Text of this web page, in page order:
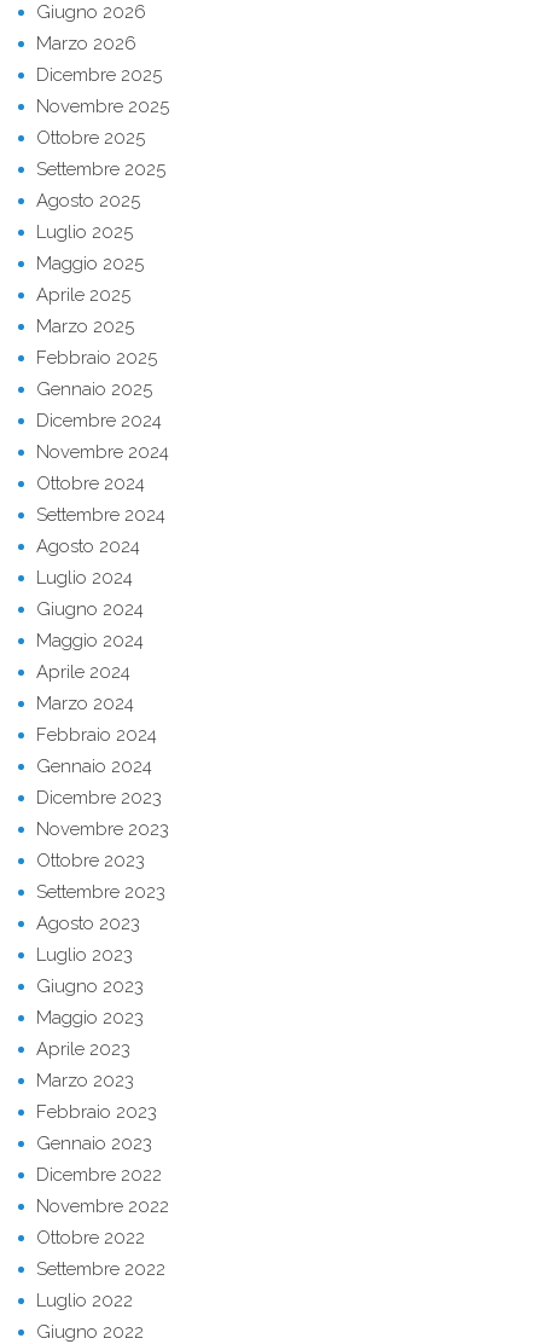
Giugno 2026
Marzo 2026
Dicembre 2025
Novembre 2025
Ottobre 2025
Settembre 2025
Agosto 2025
Luglio 2025
Maggio 2025
Aprile 2025
Marzo 2025
Febbraio 2025
Gennaio 2025
Dicembre 2024
Novembre 2024
Ottobre 2024
Settembre 2024
Agosto 2024
Luglio 2024
Giugno 2024
Maggio 2024
Aprile 2024
Marzo 2024
Febbraio 2024
Gennaio 2024
Dicembre 2023
Novembre 2023
Ottobre 2023
Settembre 2023
Agosto 2023
Luglio 2023
Giugno 2023
Maggio 2023
Aprile 2023
Marzo 2023
Febbraio 2023
Gennaio 2023
Dicembre 2022
Novembre 2022
Ottobre 2022
Settembre 2022
Luglio 2022
Giugno 2022